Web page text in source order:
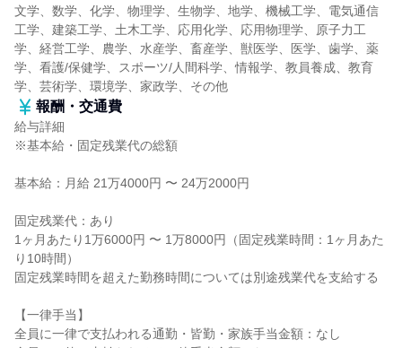
文学、数学、化学、物理学、生物学、地学、機械工学、電気通信
工学、建築工学、土木工学、応用化学、応用物理学、原子力工
学、経営工学、農学、水産学、畜産学、獣医学、医学、歯学、薬
学、看護/保健学、スポーツ/人間科学、情報学、教員養成、教育
学、芸術学、環境学、家政学、その他
報酬・交通費
給与詳細
※基本給・固定残業代の総額
基本給：月給 21万4000円 〜 24万2000円
固定残業代：あり
1ヶ月あたり1万6000円 〜 1万8000円（固定残業時間：1ヶ月あた
り10時間）
固定残業時間を超えた勤務時間については別途残業代を支給する
【一律手当】
全員に一律で支払われる通勤・皆勤・家族手当金額：なし